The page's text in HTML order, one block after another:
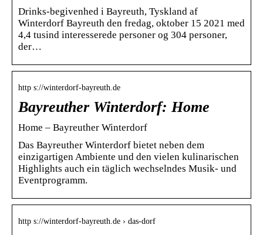
Drinks-begivenhed i Bayreuth, Tyskland af
Winterdorf Bayreuth den fredag, oktober 15 2021 med
4,4 tusind interesserede personer og 304 personer,
der…
http s://winterdorf-bayreuth.de
Bayreuther Winterdorf: Home
Home – Bayreuther Winterdorf
Das Bayreuther Winterdorf bietet neben dem
einzigartigen Ambiente und den vielen kulinarischen
Highlights auch ein täglich wechselndes Musik- und
Eventprogramm.
http s://winterdorf-bayreuth.de › das-dorf